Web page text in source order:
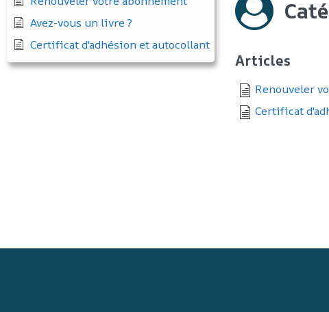
Avez-vous un livre ?
Certificat d'adhésion et autocollant
Articles
Renouveler
Certificat